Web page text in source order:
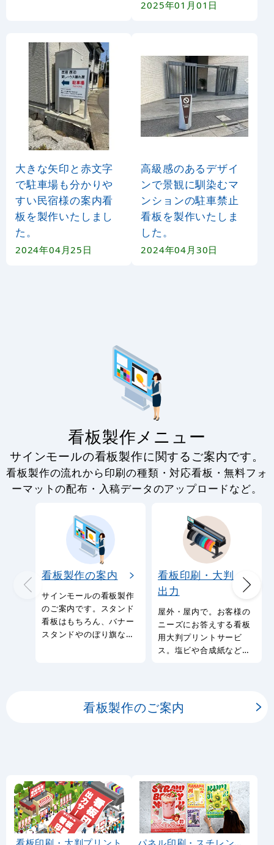
2025年01月01日
大きな矢印と赤文字
で駐車場も分かりや
すい民宿様の案内看
板を製作いたしまし
た。
2024年04月25日
高級感のあるデザイ
ンで景観に馴染むマ
ンションの駐車禁止
看板を製作いたしま
した。
2024年04月30日
看板製作メニュー
サインモールの看板製作に関するご案内です。
看板製作の流れから印刷の種類・対応看板・無料フォ
ーマットの配布・入稿データのアップロードなど。
看板製作の案内
サインモールの看板製作
のご案内です。スタンド
看板はもちろん、バナー
スタンドやのぼり旗など
看板印刷・大判
出力
屋外・屋内で。お客様の
ニーズにお答えする看板
用大判プリントサービ
ス。塩ビや合成紙など看
看板製作のご案内